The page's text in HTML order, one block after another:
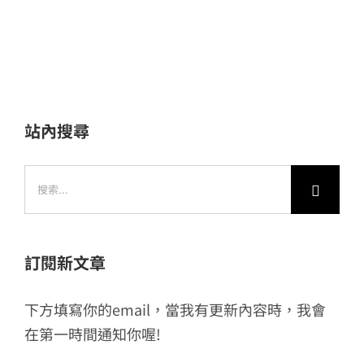
站內搜尋
訂閱新文章
下方填寫你的email，當我有更新內容時，我會
在第一時間通知你喔!